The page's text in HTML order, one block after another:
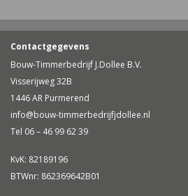
Contactgegevens
Bouw-Timmerbedrijf J.Dollee B.V.
Visserijweg 32B
1446 AR Purmerend
info@bouw-timmerbedrijfjdollee.nl
Tel 06 – 46 99 62 39
KvK: 82189196
BTWnr: 862369642B01